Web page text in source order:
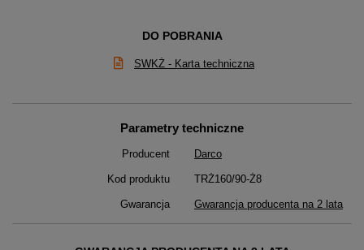
DO POBRANIA
SWKŻ - Karta techniczna
Parametry techniczne
Producent Darco
Kod produktu TRŻ160/90-Ż8
Gwarancja Gwarancja producenta na 2 lata